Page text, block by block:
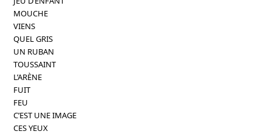
MOUCHE
VIENS
QUEL GRIS
UN RUBAN
TOUSSAINT
L’ARÈNE
FUIT
FEU
C’EST UNE IMAGE
CES YEUX